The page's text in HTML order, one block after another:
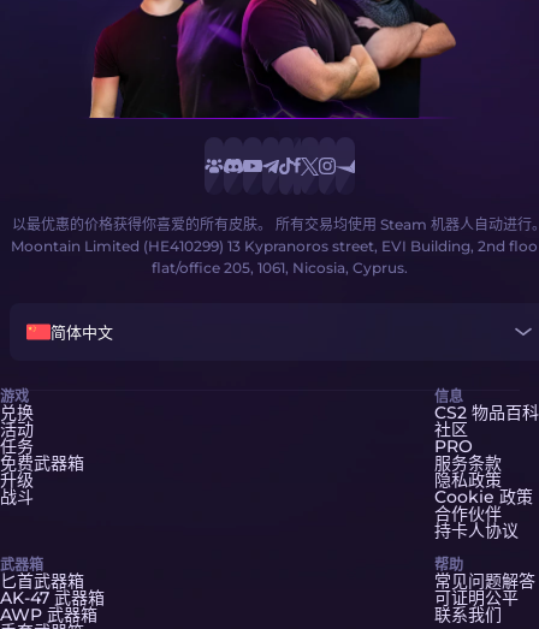
以最优惠的价格获得你喜爱的所有皮肤。 所有交易均使用 Steam 机器人自动进行
Moontain Limited (HE410299) 13 Kypranoros street, EVI Building, 2nd
flat/office 205, 1061, Nicosia, Cyprus.
简体中文
游戏
兑换
活动
任务
免费武器箱
升级
战斗
武器箱
匕首武器箱
AK-47 武器箱
AWP 武器箱
信息
CS2 物品百科
社区
PRO
服务条款
隐私政策
Cookie 政策
合作伙伴
持卡人协议
帮助
常见问题解答
可证明公平
联系我们